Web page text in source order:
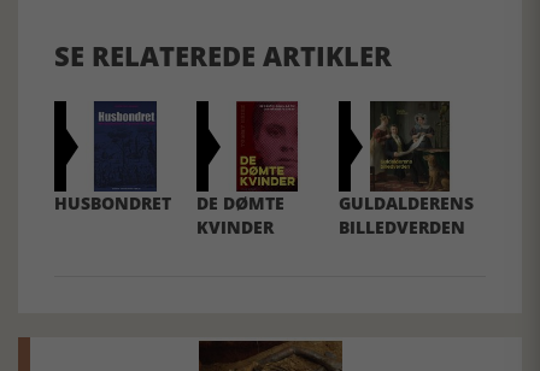
SE RELATEREDE ARTIKLER
HUSBONDRET
DE DØMTE
KVINDER
GULDALDERENS
BILLEDVERDEN